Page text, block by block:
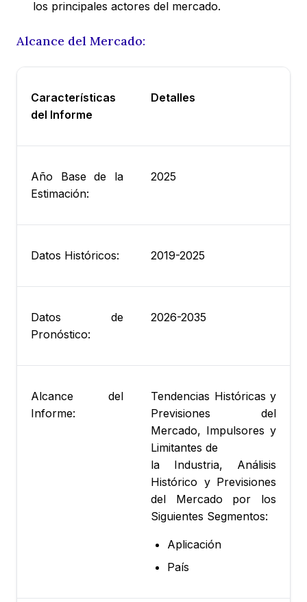
los principales actores del mercado.
Alcance del Mercado:
Características
del Informe
Detalles
Año Base de la
Estimación:
2025
Datos Históricos: 2019-2025
Datos de
Pronóstico:
2026-2035
Alcance del
Informe:
Tendencias Históricas y
Previsiones del
Mercado, Impulsores y
Limitantes de
la Industria, Análisis
Histórico y Previsiones
del Mercado por los
Siguientes Segmentos:
Aplicación
País